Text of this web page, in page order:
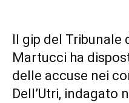
Il gip del Tribunale
Martucci ha
delle accuse nei
Dell’Utri, indagato